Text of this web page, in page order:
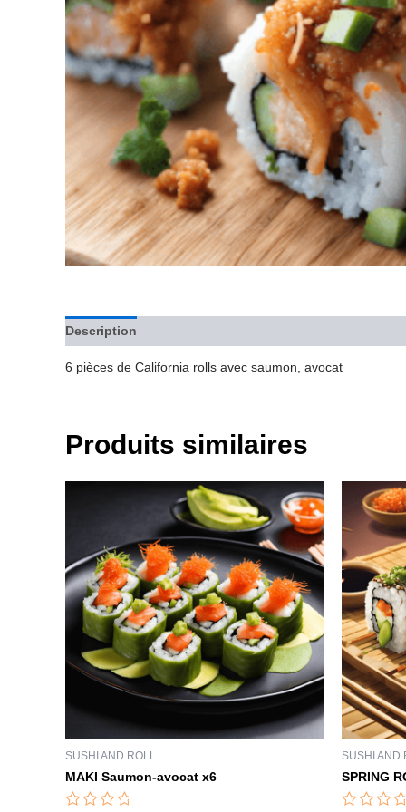
Description
6 pièces de California rolls avec saumon, avocat
Produits similaires
SUSHI AND ROLL
MAKI Saumon-avocat x6
SUSHI AND
SPRING